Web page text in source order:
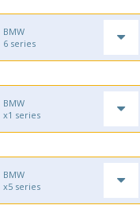
BMW
6 series
BMW
x1 series
BMW
x5 series